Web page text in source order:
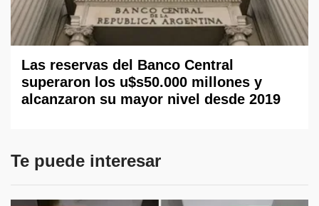
Las reservas del Banco Central
superaron los u$s50.000 millones y
alcanzaron su mayor nivel desde 2019
Te puede interesar